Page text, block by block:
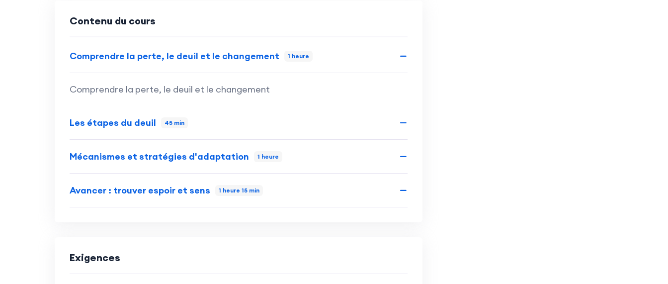
Contenu du cours
Comprendre la perte, le deuil et le changement 1 heure
Comprendre la perte, le deuil et le changement
Les étapes du deuil 45 min
Mécanismes et stratégies d'adaptation 1 heure
Avancer : trouver espoir et sens 1 heure 15 min
Exigences